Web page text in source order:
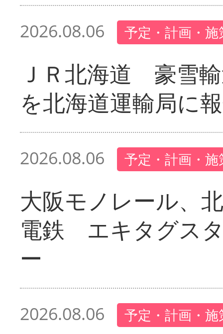
2026.08.06 予定・計画・施
ＪＲ北海道 豪雪
を北海道運輸局に
2026.08.06 予定・計画・施
大阪モノレール、
電鉄 エキタグス
ー
2026.08.06 予定・計画・施